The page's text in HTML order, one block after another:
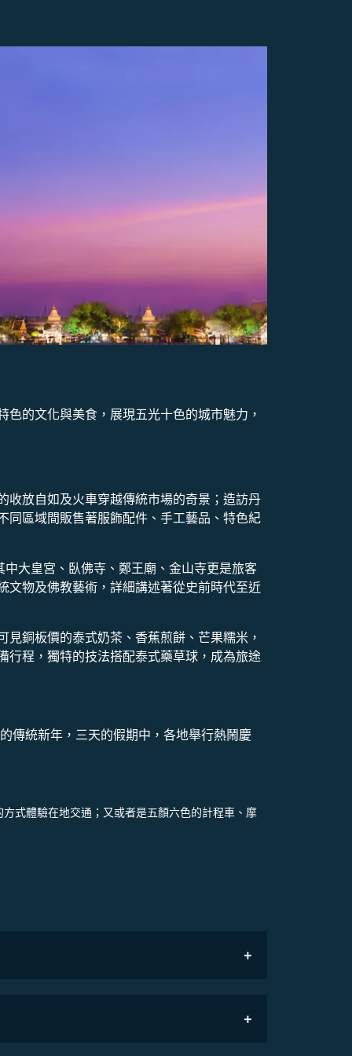
的文化與美食，展現五光十色的城市魅力，
收放自如及火車穿越傳統市場的奇景；造訪丹
同區域間販售著服飾配件、手工藝品、特色紀
大皇宮、臥佛寺、鄭王廟、金山寺更是旅客
文物及佛教藝術，詳細講述著從史前時代至近
銅板價的泰式奶茶、香蕉煎餅、芒果糯米，
行程，獨特的技法搭配泰式藥草球，成為旅途
傳統新年，三天的假期中，各地舉行熱鬧慶
式體驗在地交通；又或者是五顏六色的計程車、摩